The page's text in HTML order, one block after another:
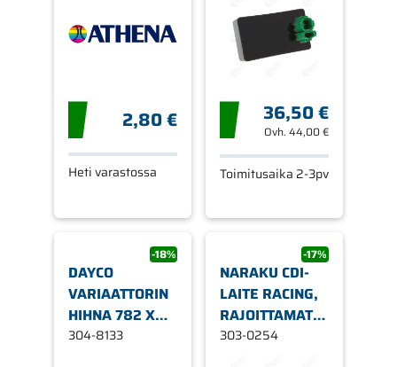
2,80 €
Heti varastossa
4-T (DC)
36,50 €
Ovh.44,00 €
Toimitusaika 2-3pv
-18%
DAYCO
VARIAATTORIN
HIHNA 782 X
18.4
304-8133
-17%
NARAKU CDI-
LAITE RACING,
RAJOITTAMATON,
KYMCO AGILITY
303-0254